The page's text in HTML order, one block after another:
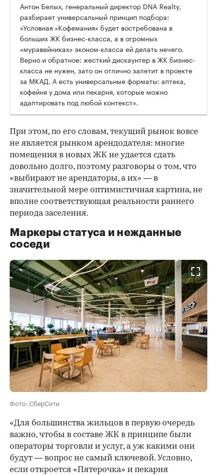
Антон Белых, генеральный директор DNA Realty,
разбирает универсальный принцип подбора:
«Условная «Кофемания» будет востребована в
больших ЖК бизнес-класса, а в огромных
«муравейниках» эконом-класса ей делать нечего.
Верно и обратное: жесткий дискаунтер в ЖК бизнес-
класса не нужен, зато он отлично залетит в проекте
за МКАД. А есть универсальные форматы: аптека,
кофейня у дома или пекарня, которые можно
адаптировать под любой контекст».
При этом, по его словам, текущий рынок вовсе
не является рынком арендодателя: многие
помещения в новых ЖК не удается сдать
довольно долго, поэтому разговоры о том, что
«выбирают не арендаторы, а их» — в
значительной мере оптимистичная картина, не
вполне соответствующая реальности раннего
периода заселения.
Маркеры статуса и нежданные
соседи
Фото: СберСити
«Для большинства жильцов в первую очередь
важно, чтобы в составе ЖК в принципе были
операторы торговли и услуг, а уж какими они
будут — вопрос не самый ключевой. Условно,
если откроется «Пятерочка» и пекарня